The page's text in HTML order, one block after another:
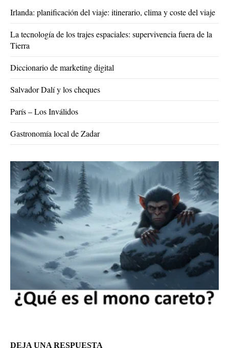
DEJA UNA RESPUESTA
Irlanda: planificación del viaje: itinerario, clima y coste del viaje
La tecnología de los trajes espaciales: supervivencia fuera de la
Tierra
Diccionario de marketing digital
Salvador Dalí y los cheques
París – Los Inválidos
Gastronomía local de Zadar